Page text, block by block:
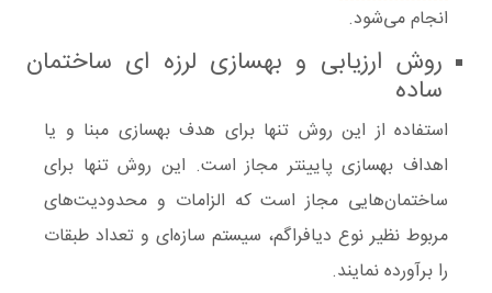
انجام می‌شود.
روش ارزیابی و بهسازی لرزه ای ساختمان
ساده
استفاده از این روش تنها برای هدف بهسازی مبنا و یا
اهداف بهسازی پایینتر مجاز است. این روش تنها برای
ساختمان‌هایی مجاز است که الزامات و محدودیت‌های
مربوط نظیر نوع دیافراگم، سیستم سازه‌ای و تعداد طبقات
را برآورده نمایند.